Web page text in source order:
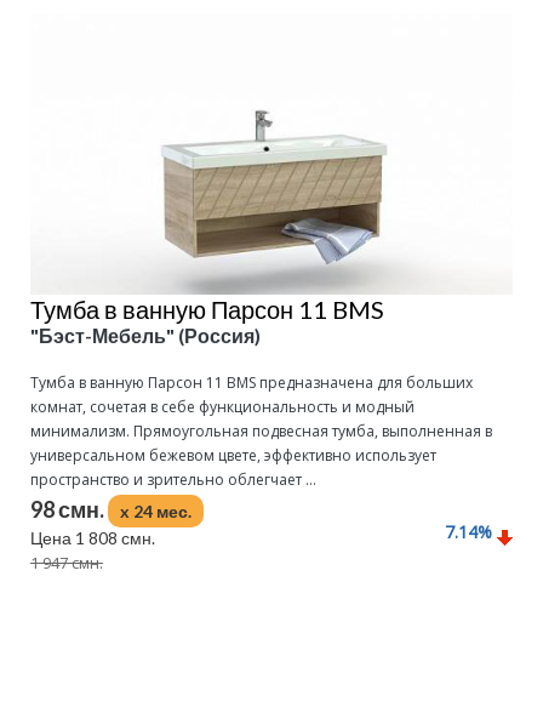
Тумба в ванную Парсон 11 BMS
"Бэст-Мебель" (Россия)
Тумба в ванную Парсон 11 BMS предназначена для больших
комнат, сочетая в себе функциональность и модный
минимализм. Прямоугольная подвесная тумба, выполненная в
универсальном бежевом цвете, эффективно использует
пространство и зрительно облегчает ...
98 смн.
x 24 мес.
Цена 1 808 смн.
1 947 смн.
7.14%